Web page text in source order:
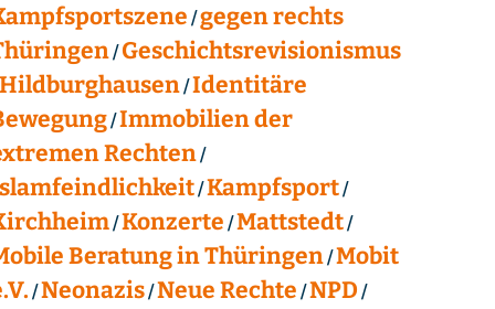
gegen rechts
Geschichtsrevisionismus
Identitäre
Immobilien der
Rechten
Kampfsport
Konzerte Mattstedt
Beratung in Thüringen Mobit
Neonazis Neue Rechte NPD